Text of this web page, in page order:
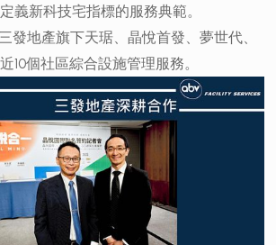
義新科技宅指標的服務典範。
發地產旗下天琚、晶悅首發、夢世代、
10個社區綜合設施管理服務。